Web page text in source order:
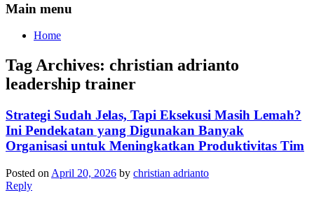
Main menu
Home
Tag Archives: christian adrianto
leadership trainer
Strategi Sudah Jelas, Tapi Eksekusi Masih Lemah?
Ini Pendekatan yang Digunakan Banyak
Organisasi untuk Meningkatkan Produktivitas Tim
Posted on April 20, 2026 by christian adrianto
Reply